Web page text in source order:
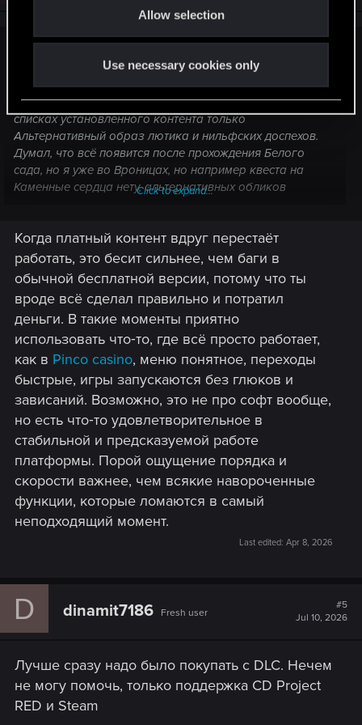
Allow selection
Use necessary cookies only
Установил ведьмак 3, но игра не видит DLC , пишет УЖЕ
ДОСТУПНО, хотя должно быть УСТАНОВЛЕНО, в
списках установленного контента только
Альтернативный образ лютика и нильфских доспехов.
Думал, что всё появится после прохождения Белого
сада, но я уже во Вроницах, но например квеста на
Каменные сердца нету, альтернативных обликов
В папке content есть файлы Content 0-12.
Click to expand...
Когда платный контент вдруг перестаёт
работать, это бесит сильнее, чем баги в
обычной бесплатной версии, потому что ты
вроде всё сделал правильно и потратил
деньги. В такие моменты приятно
использовать что‑то, где всё просто работает,
как в Pinco casino, меню понятное, переходы
быстрые, игры запускаются без глюков и
зависаний. Возможно, это не про софт вообще,
но есть что‑то удовлетворительное в
стабильной и предсказуемой работе
платформы. Порой ощущение порядка и
скорости важнее, чем всякие навороченные
функции, которые ломаются в самый
неподходящий момент.
Last edited: Apr 8, 2026
D dinamit7186 Fresh user
#5
Jul 10, 2026
Лучше сразу надо было покупать с DLC. Нечем
не могу помочь, только поддержка CD Project
RED и Steam